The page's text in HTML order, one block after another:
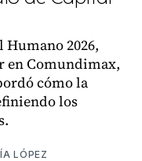
2026,
en Comundimax,
cómo la
los
LÓPEZ